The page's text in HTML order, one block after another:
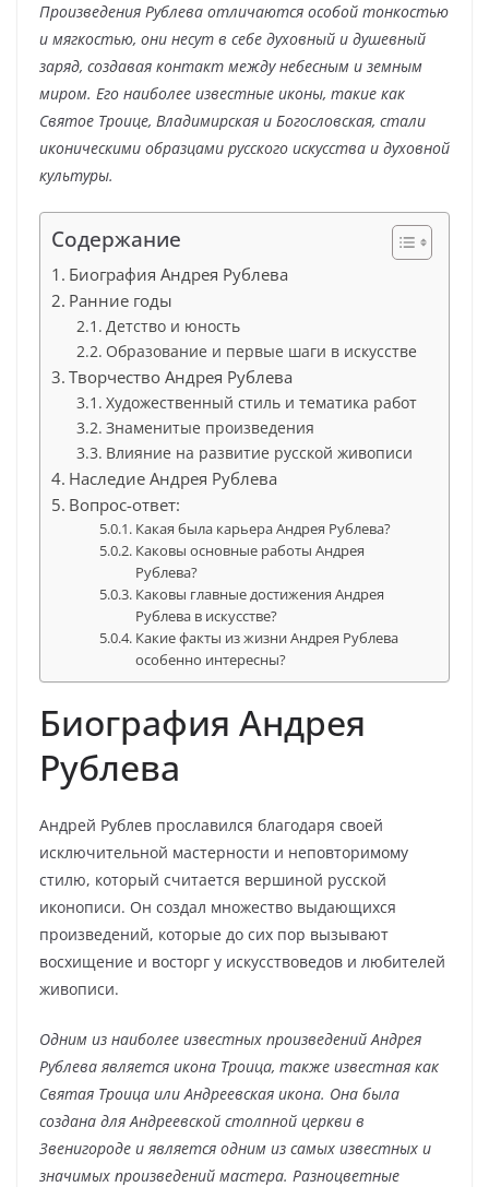
Произведения Рублева отличаются особой тонкостью
и мягкостью, они несут в себе духовный и душевный
заряд, создавая контакт между небесным и земным
миром. Его наиболее известные иконы, такие как
Святое Троице, Владимирская и Богословская, стали
иконическими образцами русского искусства и духовной
культуры.
Содержание
Биография Андрея Рублева
Ранние годы
Детство и юность
Образование и первые шаги в искусстве
Творчество Андрея Рублева
Художественный стиль и тематика работ
Знаменитые произведения
Влияние на развитие русской живописи
Наследие Андрея Рублева
Вопрос-ответ:
Какая была карьера Андрея Рублева?
Каковы основные работы Андрея
Рублева?
Каковы главные достижения Андрея
Рублева в искусстве?
Какие факты из жизни Андрея Рублева
особенно интересны?
Биография Андрея
Рублева
Андрей Рублев прославился благодаря своей
исключительной мастерности и неповторимому
стилю, который считается вершиной русской
иконописи. Он создал множество выдающихся
произведений, которые до сих пор вызывают
восхищение и восторг у искусствоведов и любителей
живописи.
Одним из наиболее известных произведений Андрея
Рублева является икона Троица, также известная как
Святая Троица или Андреевская икона. Она была
создана для Андреевской столпной церкви в
Звенигороде и является одним из самых известных и
значимых произведений мастера. Разноцветные